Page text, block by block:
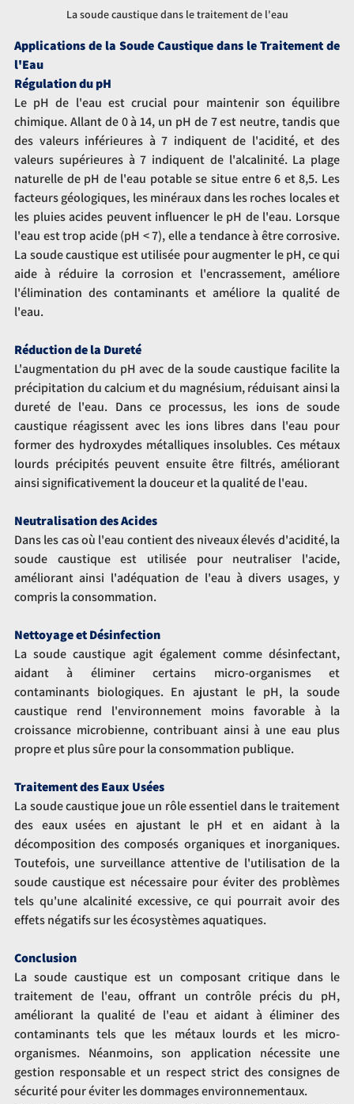
La soude caustique dans le traitement de l'eau
Applications de la Soude Caustique dans le Traitement de
l'Eau
Régulation du pH
Le pH de l'eau est crucial pour maintenir son équilibre
chimique. Allant de 0 à 14, un pH de 7 est neutre, tandis que
des valeurs inférieures à 7 indiquent de l'acidité, et des
valeurs supérieures à 7 indiquent de l'alcalinité. La plage
naturelle de pH de l'eau potable se situe entre 6 et 8,5. Les
facteurs géologiques, les minéraux dans les roches locales et
les pluies acides peuvent influencer le pH de l'eau. Lorsque
l'eau est trop acide (pH < 7), elle a tendance à être corrosive.
La soude caustique est utilisée pour augmenter le pH, ce qui
aide à réduire la corrosion et l'encrassement, améliore
l'élimination des contaminants et améliore la qualité de
l'eau.
Réduction de la Dureté
L'augmentation du pH avec de la soude caustique facilite la
précipitation du calcium et du magnésium, réduisant ainsi la
dureté de l'eau. Dans ce processus, les ions de soude
caustique réagissent avec les ions libres dans l'eau pour
former des hydroxydes métalliques insolubles. Ces métaux
lourds précipités peuvent ensuite être filtrés, améliorant
ainsi significativement la douceur et la qualité de l'eau.
Neutralisation des Acides
Dans les cas où l'eau contient des niveaux élevés d'acidité, la
soude caustique est utilisée pour neutraliser l'acide,
améliorant ainsi l'adéquation de l'eau à divers usages, y
compris la consommation.
Nettoyage et Désinfection
La soude caustique agit également comme désinfectant,
aidant à éliminer certains micro-organismes et
contaminants biologiques. En ajustant le pH, la soude
caustique rend l'environnement moins favorable à la
croissance microbienne, contribuant ainsi à une eau plus
propre et plus sûre pour la consommation publique.
Traitement des Eaux Usées
La soude caustique joue un rôle essentiel dans le traitement
des eaux usées en ajustant le pH et en aidant à la
décomposition des composés organiques et inorganiques.
Toutefois, une surveillance attentive de l'utilisation de la
soude caustique est nécessaire pour éviter des problèmes
tels qu'une alcalinité excessive, ce qui pourrait avoir des
effets négatifs sur les écosystèmes aquatiques.
Conclusion
La soude caustique est un composant critique dans le
traitement de l'eau, offrant un contrôle précis du pH,
améliorant la qualité de l'eau et aidant à éliminer des
contaminants tels que les métaux lourds et les micro-
organismes. Néanmoins, son application nécessite une
gestion responsable et un respect strict des consignes de
sécurité pour éviter les dommages environnementaux.